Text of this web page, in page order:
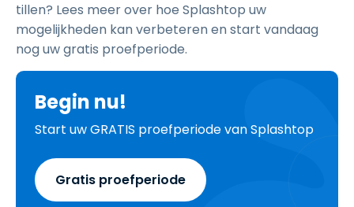
tillen? Lees meer over hoe Splashtop uw
mogelijkheden kan verbeteren en start vandaag
nog uw gratis proefperiode.
Begin nu!
Start uw GRATIS proefperiode van Splashtop
Gratis proefperiode